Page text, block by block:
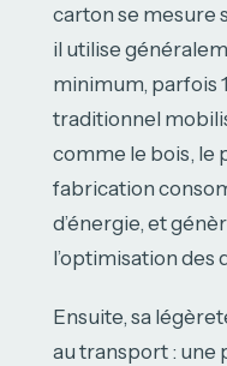
carton se mesure
il utilise
minimum, parfois
traditionnel
comme le bois, le
fabrication
d’énergie, et
l’optimisation des
Ensuite, sa
au transport : une